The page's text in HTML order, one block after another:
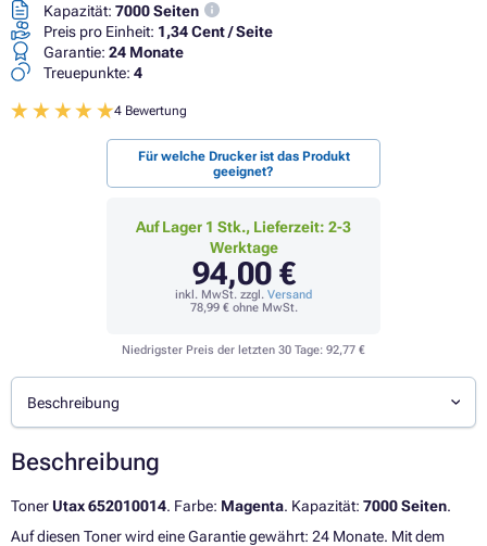
Kapazität: 7000 Seiten
Preis pro Einheit: 1,34 Cent / Seite
Garantie: 24 Monate
Treuepunkte: 4
4 Bewertung
Für welche Drucker ist das Produkt
geeignet?
Auf Lager 1 Stk., Lieferzeit: 2-3
Werktage
94,00 €
inkl. MwSt. zzgl. Versand
78,99 €ohne MwSt.
Niedrigster Preis der letzten 30 Tage: 92,77 €
Beschreibung
Beschreibung
Toner Utax 652010014. Farbe: Magenta. Kapazität: 7000 Seiten.
Auf diesen Toner wird eine Garantie gewährt: 24 Monate. Mit dem